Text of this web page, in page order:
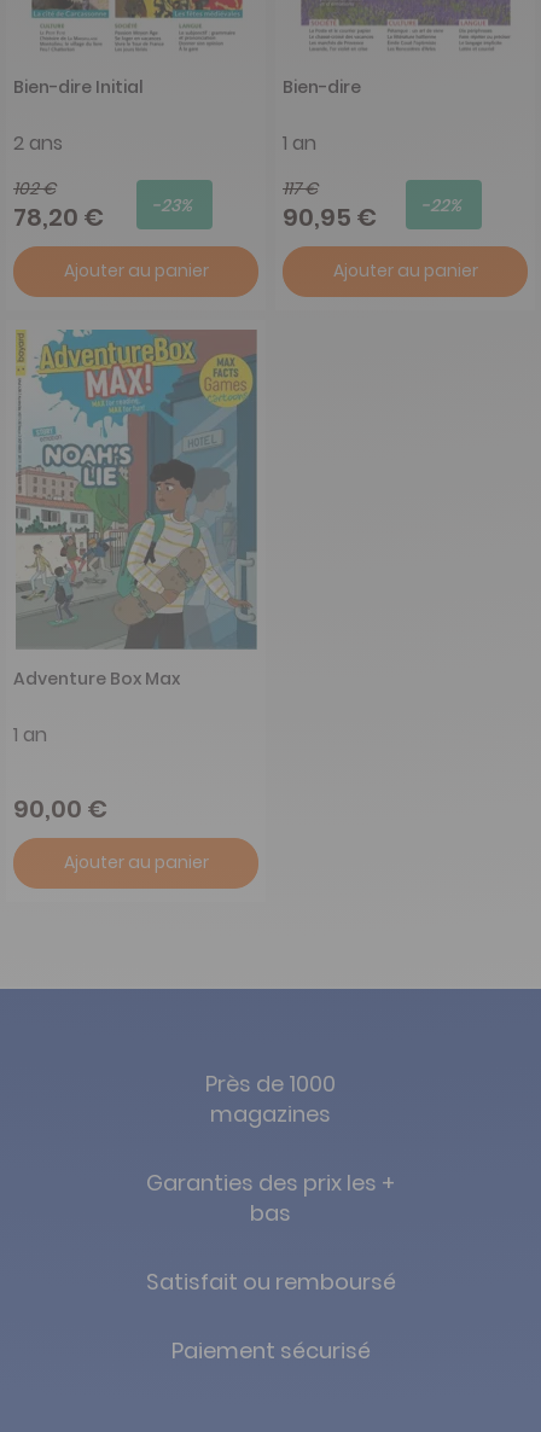
Bien-dire Initial
2 ans
102 €
78,20 € -23%
Ajouter au panier
Bien-dire
1 an
117 €
90,95 € -22%
Ajouter au panier
Adventure Box Max
1 an
90,00 €
Ajouter au panier
Près de 1000
magazines
Garanties des prix les +
bas
Satisfait ou remboursé
Paiement sécurisé